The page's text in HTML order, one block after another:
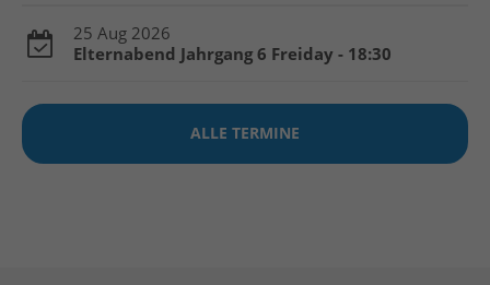
Login25 Aug 2026
Elternabend Jahrgang 6 Freiday - 18:30
ALLE TERMINE